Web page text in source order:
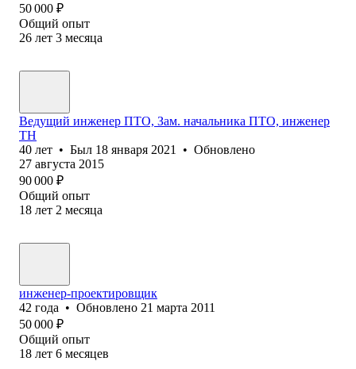
50 000 ₽
Общий опыт
26 лет 3 месяца
Ведущий инженер ПТО, Зам. начальника ПТО, инженер
ТН
40 лет • Был 18 января 2021 • Обновлено
27 августа 2015
90 000 ₽
Общий опыт
18 лет 2 месяца
инженер-проектировщик
42 года • Обновлено 21 марта 2011
50 000 ₽
Общий опыт
18 лет 6 месяцев